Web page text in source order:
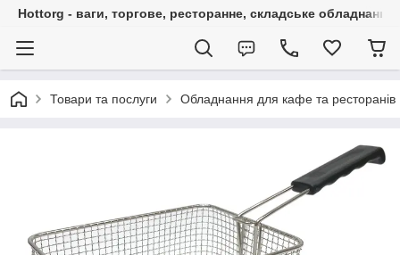
Hottorg - ваги, торгове, ресторанне, складське обладнання
Товари та послуги Обладнання для кафе та ресторанів